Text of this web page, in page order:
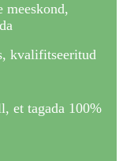
meeskond,
kvalifitseeritud
et tagada 100%